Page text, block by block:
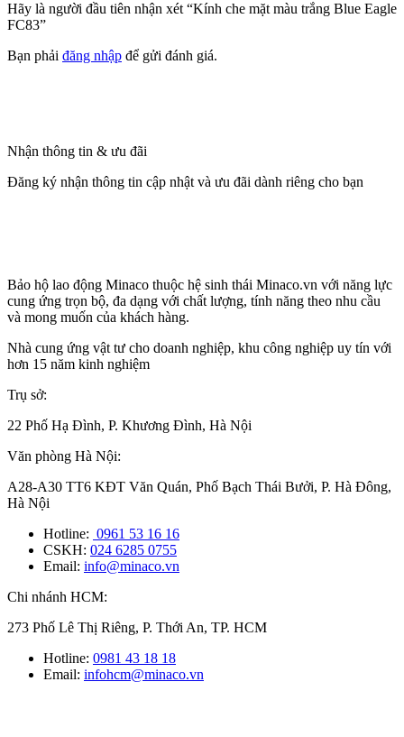
Hãy là người đầu tiên nhận xét “Kính che mặt màu trắng Blue Eagle
FC83”
Bạn phải đăng nhập để gửi đánh giá.
Nhận thông tin & ưu đãi
Đăng ký nhận thông tin cập nhật và ưu đãi dành riêng cho bạn
Bảo hộ lao động Minaco thuộc hệ sinh thái Minaco.vn với năng lực
cung ứng trọn bộ, đa dạng với chất lượng, tính năng theo nhu cầu
và mong muốn của khách hàng.
Nhà cung ứng vật tư cho doanh nghiệp, khu công nghiệp uy tín với
hơn 15 năm kinh nghiệm
Trụ sở:
22 Phố Hạ Đình, P. Khương Đình, Hà Nội
Văn phòng Hà Nội:
A28-A30 TT6 KĐT Văn Quán, Phố Bạch Thái Bưởi, P. Hà Đông,
Hà Nội
Hotline: 0961 53 16 16
CSKH: 024 6285 0755
Email: info@minaco.vn
Chi nhánh HCM:
273 Phố Lê Thị Riêng, P. Thới An, TP. HCM
Hotline: 0981 43 18 18
Email: infohcm@minaco.vn